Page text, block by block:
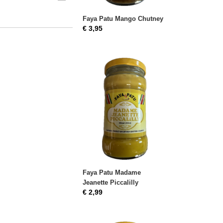
Faya Patu Mango Chutney
€ 3,95
Faya Patu Madame
Jeanette Piccalilly
€ 2,99